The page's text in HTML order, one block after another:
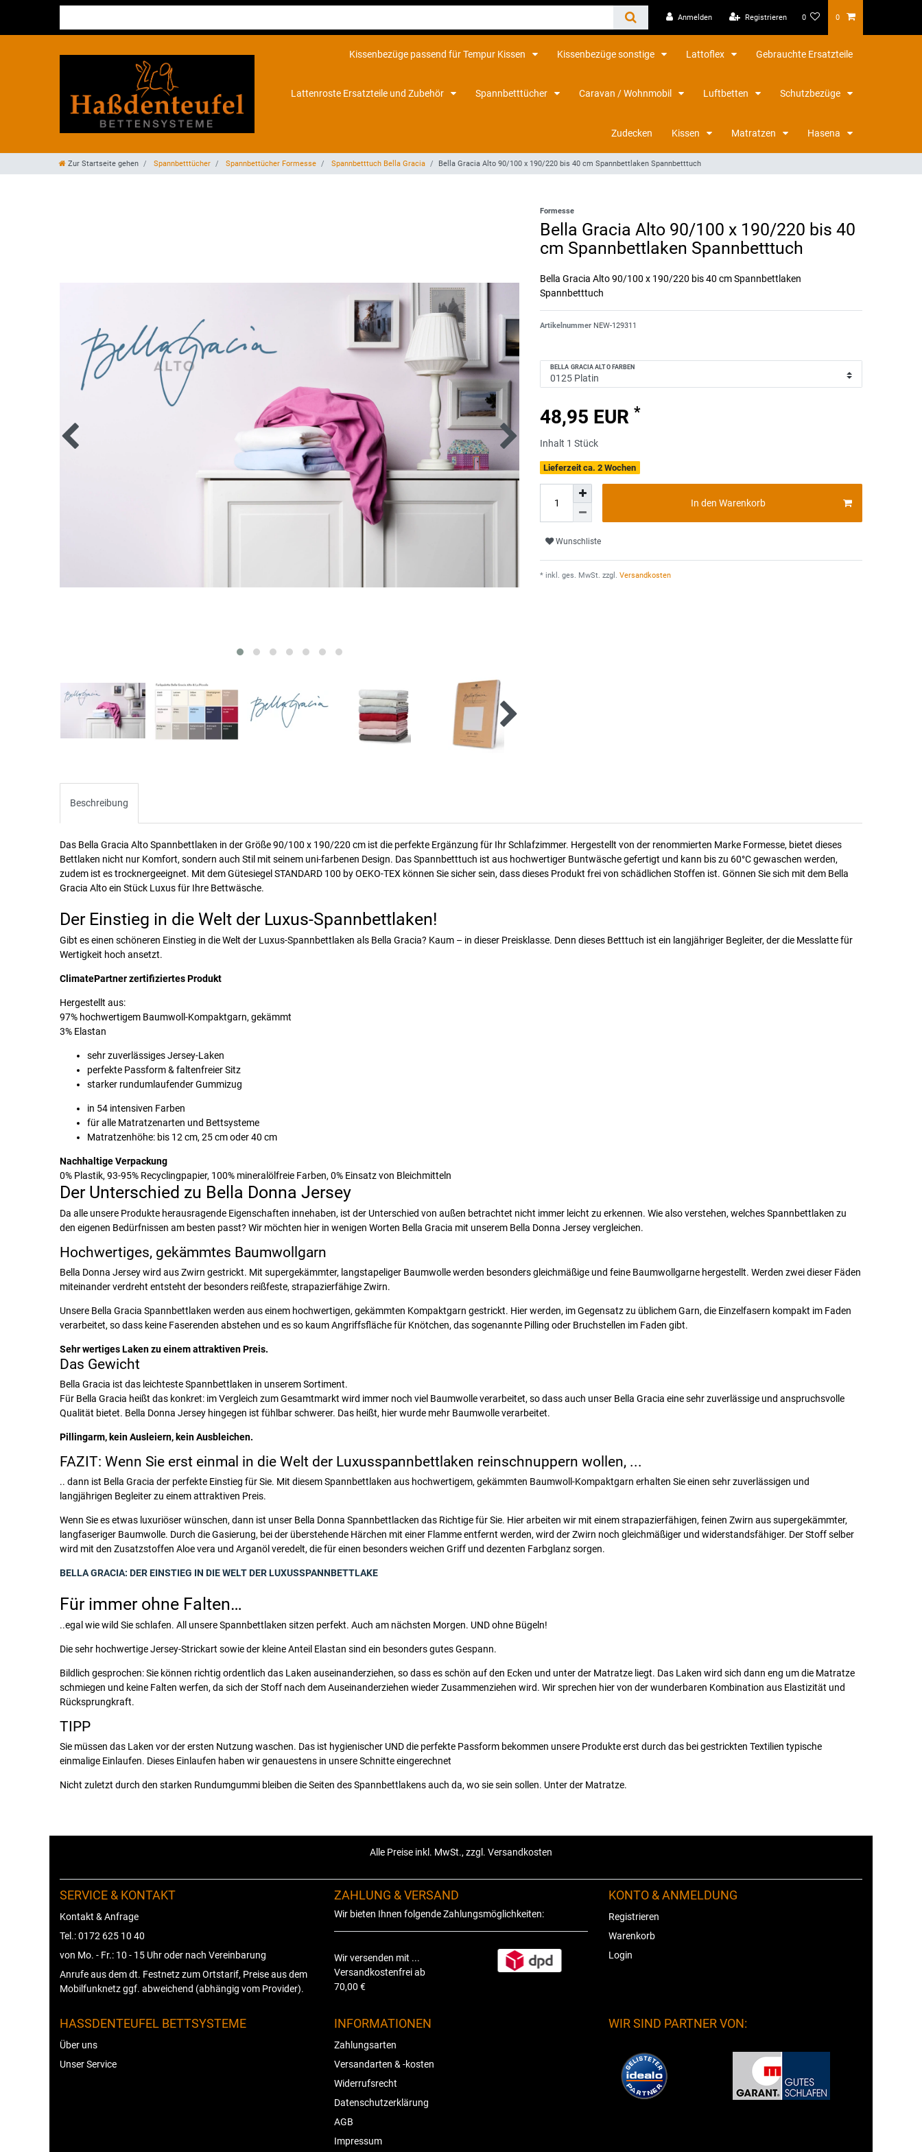
Anmelden Registrieren 0 0
Kissenbezüge passend für Tempur Kissen Kissenbezüge sonstige Lattoflex Gebrauchte Ersatzteile
Lattenroste Ersatzteile und Zubehör Spannbetttücher Caravan / Wohnmobil Luftbetten Schutzbezüge
Zudecken Kissen Matratzen Hasena
Zur Startseite gehen Spannbetttücher Spannbettücher Formesse Spannbetttuch Bella Gracia Bella Gracia Alto 90/100 x 190/220 bis 40 cm Spannbettlaken Spannbetttuch
Formesse
Bella Gracia Alto 90/100 x 190/220 bis 40
cm Spannbettlaken Spannbetttuch
Bella Gracia Alto 90/100 x 190/220 bis 40 cm Spannbettlaken
Spannbetttuch
Artikelnummer NEW-129311
BELLA GRACIA ALTO FARBEN
48,95 EUR *
Inhalt 1 Stück
Lieferzeit ca. 2 Wochen
In den Warenkorb
Wunschliste
* inkl. ges. MwSt. zzgl. Versandkosten
Beschreibung
Das Bella Gracia Alto Spannbettlaken in der Größe 90/100 x 190/220 cm ist die perfekte Ergänzung für Ihr Schlafzimmer. Hergestellt von der renommierten Marke Formesse, bietet dieses
Bettlaken nicht nur Komfort, sondern auch Stil mit seinem uni-farbenen Design. Das Spannbetttuch ist aus hochwertiger Buntwäsche gefertigt und kann bis zu 60°C gewaschen werden,
zudem ist es trocknergeeignet. Mit dem Gütesiegel STANDARD 100 by OEKO-TEX können Sie sicher sein, dass dieses Produkt frei von schädlichen Stoffen ist. Gönnen Sie sich mit dem Bella
Gracia Alto ein Stück Luxus für Ihre Bettwäsche.
Der Einstieg in die Welt der Luxus-Spannbettlaken!
Gibt es einen schöneren Einstieg in die Welt der Luxus-Spannbettlaken als Bella Gracia? Kaum – in dieser Preisklasse. Denn dieses Betttuch ist ein langjähriger Begleiter, der die Messlatte für
Wertigkeit hoch ansetzt.
ClimatePartner zertifiziertes Produkt
Hergestellt aus:
97% hochwertigem Baumwoll-Kompaktgarn, gekämmt
3% Elastan
sehr zuverlässiges Jersey-Laken
perfekte Passform & faltenfreier Sitz
starker rundumlaufender Gummizug
in 54 intensiven Farben
für alle Matratzenarten und Bettsysteme
Matratzenhöhe: bis 12 cm, 25 cm oder 40 cm
Nachhaltige Verpackung
0% Plastik, 93-95% Recyclingpapier, 100% mineralölfreie Farben, 0% Einsatz von Bleichmitteln
Der Unterschied zu Bella Donna Jersey
Da alle unsere Produkte herausragende Eigenschaften innehaben, ist der Unterschied von außen betrachtet nicht immer leicht zu erkennen. Wie also verstehen, welches Spannbettlaken zu
den eigenen Bedürfnissen am besten passt? Wir möchten hier in wenigen Worten Bella Gracia mit unserem Bella Donna Jersey vergleichen.
Hochwertiges, gekämmtes Baumwollgarn
Bella Donna Jersey wird aus Zwirn gestrickt. Mit supergekämmter, langstapeliger Baumwolle werden besonders gleichmäßige und feine Baumwollgarne hergestellt. Werden zwei dieser Fäden
miteinander verdreht entsteht der besonders reißfeste, strapazierfähige Zwirn.
Unsere Bella Gracia Spannbettlaken werden aus einem hochwertigen, gekämmten Kompaktgarn gestrickt. Hier werden, im Gegensatz zu üblichem Garn, die Einzelfasern kompakt im Faden
verarbeitet, so dass keine Faserenden abstehen und es so kaum Angriffsfläche für Knötchen, das sogenannte Pilling oder Bruchstellen im Faden gibt.
Sehr wertiges Laken zu einem attraktiven Preis.
Das Gewicht
Bella Gracia ist das leichteste Spannbettlaken in unserem Sortiment.
Für Bella Gracia heißt das konkret: im Vergleich zum Gesamtmarkt wird immer noch viel Baumwolle verarbeitet, so dass auch unser Bella Gracia eine sehr zuverlässige und anspruchsvolle
Qualität bietet. Bella Donna Jersey hingegen ist fühlbar schwerer. Das heißt, hier wurde mehr Baumwolle verarbeitet.
Pillingarm, kein Ausleiern, kein Ausbleichen.
FAZIT: Wenn Sie erst einmal in die Welt der Luxusspannbettlaken reinschnuppern wollen, ...
.. dann ist Bella Gracia der perfekte Einstieg für Sie. Mit diesem Spannbettlaken aus hochwertigem, gekämmten Baumwoll-Kompaktgarn erhalten Sie einen sehr zuverlässigen und
langjährigen Begleiter zu einem attraktiven Preis.
Wenn Sie es etwas luxuriöser wünschen, dann ist unser Bella Donna Spannbettlacken das Richtige für Sie. Hier arbeiten wir mit einem strapazierfähigen, feinen Zwirn aus supergekämmter,
langfaseriger Baumwolle. Durch die Gasierung, bei der überstehende Härchen mit einer Flamme entfernt werden, wird der Zwirn noch gleichmäßiger und widerstandsfähiger. Der Stoff selber
wird mit den Zusatzstoffen Aloe vera und Arganöl veredelt, die für einen besonders weichen Griff und dezenten Farbglanz sorgen.
BELLA GRACIA: DER EINSTIEG IN DIE WELT DER LUXUSSPANNBETTLAKE
Für immer ohne Falten…
..egal wie wild Sie schlafen. All unsere Spannbettlaken sitzen perfekt. Auch am nächsten Morgen. UND ohne Bügeln!
Die sehr hochwertige Jersey-Strickart sowie der kleine Anteil Elastan sind ein besonders gutes Gespann.
Bildlich gesprochen: Sie können richtig ordentlich das Laken auseinanderziehen, so dass es schön auf den Ecken und unter der Matratze liegt. Das Laken wird sich dann eng um die Matratze
schmiegen und keine Falten werfen, da sich der Stoff nach dem Auseinanderziehen wieder Zusammenziehen wird. Wir sprechen hier von der wunderbaren Kombination aus Elastizität und
Rücksprungkraft.
TIPP
Sie müssen das Laken vor der ersten Nutzung waschen. Das ist hygienischer UND die perfekte Passform bekommen unsere Produkte erst durch das bei gestrickten Textilien typische
einmalige Einlaufen. Dieses Einlaufen haben wir genauestens in unsere Schnitte eingerechnet
Nicht zuletzt durch den starken Rundumgummi bleiben die Seiten des Spannbettlakens auch da, wo sie sein sollen. Unter der Matratze.
Alle Preise inkl. MwSt., zzgl. Versandkosten
SERVICE & KONTAKT
Kontakt & Anfrage
Tel.: 0172 625 10 40
von Mo. - Fr.: 10 - 15 Uhr oder nach Vereinbarung
Anrufe aus dem dt. Festnetz zum Ortstarif, Preise aus dem
Mobilfunknetz ggf. abweichend (abhängig vom Provider).
ZAHLUNG & VERSAND
Wir bieten Ihnen folgende Zahlungsmöglichkeiten:
Wir versenden mit ...
Versandkostenfrei ab
70,00 €
KONTO & ANMELDUNG
Registrieren
Warenkorb
Login
HASSDENTEUFEL BETTSYSTEME
Über uns
Unser Service
INFORMATIONEN
Zahlungsarten
Versandarten & -kosten
Widerrufsrecht
Datenschutzerklärung
AGB
Impressum
WIR SIND PARTNER VON: